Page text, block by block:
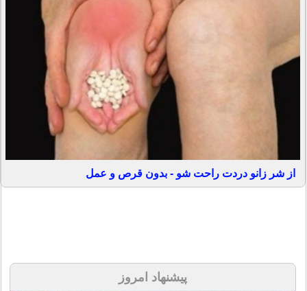
از شر زانو دردت راحت شو - بدون قرص و عمل
پیشنهاد امروز